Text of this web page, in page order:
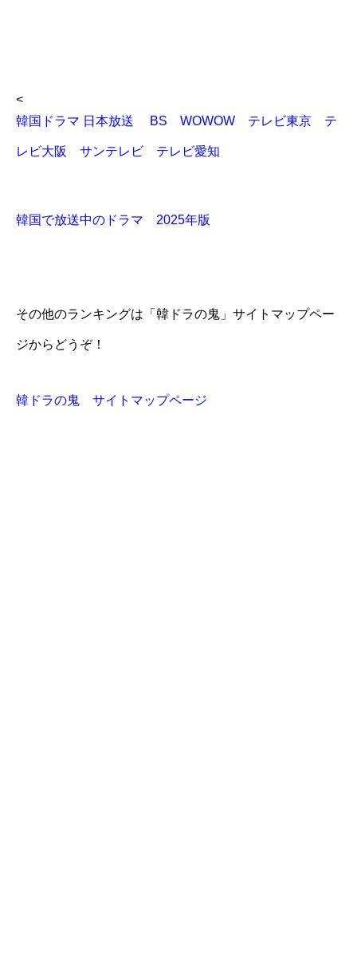
<
韓国ドラマ 日本放送 BS WOWOW テレビ東京 テ
レビ大阪 サンテレビ テレビ愛知
韓国で放送中のドラマ 2025年版
その他のランキングは「韓ドラの鬼」サイトマップペー
ジからどうぞ！
韓ドラの鬼 サイトマップページ